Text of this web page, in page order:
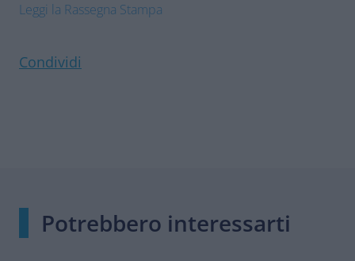
Leggi la Rassegna Stampa
Condividi
Potrebbero interessarti